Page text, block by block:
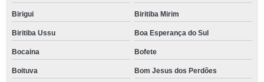
Birigui Biritiba Mirim
Biritiba Ussu Boa Esperança do Sul
Bocaina Bofete
Boituva Bom Jesus dos Perdões